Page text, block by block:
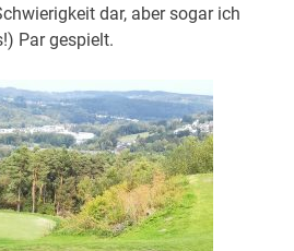
dar, aber sogar ich
Par gespielt.